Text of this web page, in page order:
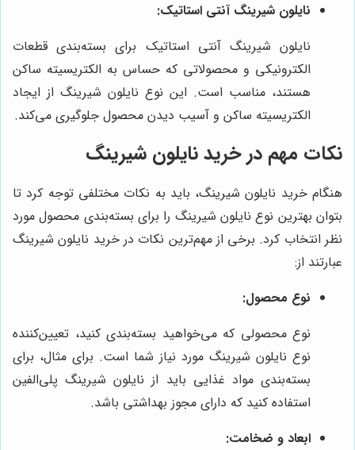
نایلون شیرینگ آنتی استاتیک:
نایلون شیرینگ آنتی استاتیک برای بسته‌بندی قطعات
الکترونیکی و محصولاتی که حساس به الکتریسیته ساکن
هستند، مناسب است. این نوع نایلون شیرینگ از ایجاد
الکتریسیته ساکن و آسیب دیدن محصول جلوگیری می‌کند.
نکات مهم در خرید نایلون شیرینگ
هنگام خرید نایلون شیرینگ، باید به نکات مختلفی توجه کرد تا
بتوان بهترین نوع نایلون شیرینگ را برای بسته‌بندی محصول مورد
نظر انتخاب کرد. برخی از مهم‌ترین نکات در خرید نایلون شیرینگ
عبارتند از:
نوع محصول:
نوع محصولی که می‌خواهید بسته‌بندی کنید، تعیین‌کننده
نوع نایلون شیرینگ مورد نیاز شما است. برای مثال، برای
بسته‌بندی مواد غذایی باید از نایلون شیرینگ پلی‌الفین
استفاده کنید که دارای مجوز بهداشتی باشد.
ابعاد و ضخامت: